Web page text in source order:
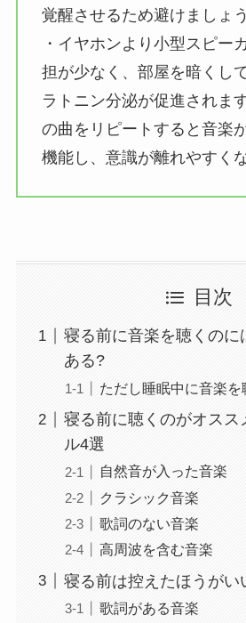
覚醒させるため避けましょう
・イヤホンより小型スピー
担が少なく、部屋を暗くし
ラトニン分泌が促進されま
の曲をリピートすると音楽
機能し、意識が離れやすく
目次
寝る前に音楽を聴くのに
ある?
ただし睡眠中に音楽
寝る前に聴くのがオスス
ル4選
自然音が入った音楽
クラシック音楽
歌詞のない音楽
高周波を含む音楽
寝る前は控えたほうがい
歌詞がある音楽